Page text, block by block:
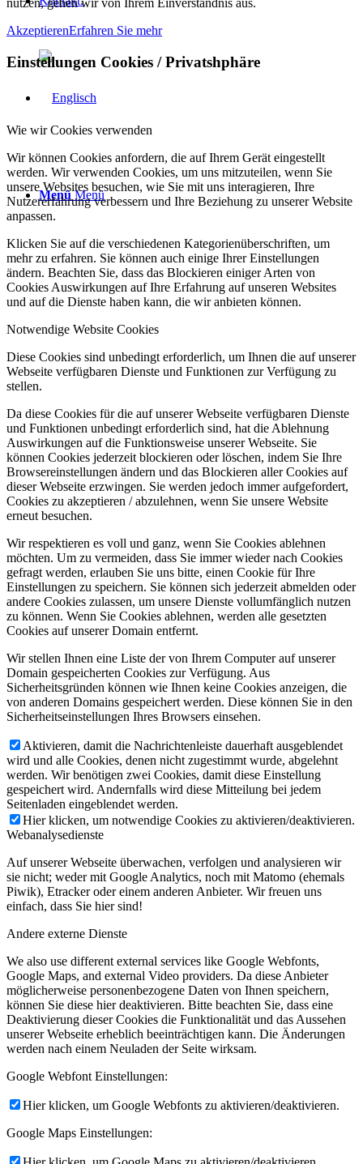
Menü Menü
AkzeptierenErfahren Sie mehr
Einstellungen Cookies / Privatshphäre
Wie wir Cookies verwenden
Wir können Cookies anfordern, die auf Ihrem Gerät eingestellt
werden. Wir verwenden Cookies, um uns mitzuteilen, wenn Sie
unsere Websites besuchen, wie Sie mit uns interagieren, Ihre
Nutzererfahrung verbessern und Ihre Beziehung zu unserer Website
anpassen.
Klicken Sie auf die verschiedenen Kategorienüberschriften, um
mehr zu erfahren. Sie können auch einige Ihrer Einstellungen
ändern. Beachten Sie, dass das Blockieren einiger Arten von
Cookies Auswirkungen auf Ihre Erfahrung auf unseren Websites
und auf die Dienste haben kann, die wir anbieten können.
Notwendige Website Cookies
Diese Cookies sind unbedingt erforderlich, um Ihnen die auf unserer
Webseite verfügbaren Dienste und Funktionen zur Verfügung zu
stellen.
Da diese Cookies für die auf unserer Webseite verfügbaren Dienste
und Funktionen unbedingt erforderlich sind, hat die Ablehnung
Auswirkungen auf die Funktionsweise unserer Webseite. Sie
können Cookies jederzeit blockieren oder löschen, indem Sie Ihre
Browsereinstellungen ändern und das Blockieren aller Cookies auf
dieser Webseite erzwingen. Sie werden jedoch immer aufgefordert,
Cookies zu akzeptieren / abzulehnen, wenn Sie unsere Website
erneut besuchen.
Wir respektieren es voll und ganz, wenn Sie Cookies ablehnen
möchten. Um zu vermeiden, dass Sie immer wieder nach Cookies
gefragt werden, erlauben Sie uns bitte, einen Cookie für Ihre
Einstellungen zu speichern. Sie können sich jederzeit abmelden oder
andere Cookies zulassen, um unsere Dienste vollumfänglich nutzen
zu können. Wenn Sie Cookies ablehnen, werden alle gesetzten
Cookies auf unserer Domain entfernt.
Wir stellen Ihnen eine Liste der von Ihrem Computer auf unserer
Domain gespeicherten Cookies zur Verfügung. Aus
Sicherheitsgründen können wie Ihnen keine Cookies anzeigen, die
von anderen Domains gespeichert werden. Diese können Sie in den
Sicherheitseinstellungen Ihres Browsers einsehen.
Aktivieren, damit die Nachrichtenleiste dauerhaft ausgeblendet
wird und alle Cookies, denen nicht zugestimmt wurde, abgelehnt
werden. Wir benötigen zwei Cookies, damit diese Einstellung
gespeichert wird. Andernfalls wird diese Mitteilung bei jedem
Seitenladen eingeblendet werden.
Hier klicken, um notwendige Cookies zu aktivieren/deaktivieren.
Webanalysedienste
Auf unserer Webseite überwachen, verfolgen und analysieren wir
sie nicht; weder mit Google Analytics, noch mit Matomo (ehemals
Piwik), Etracker oder einem anderen Anbieter. Wir freuen uns
einfach, dass Sie hier sind!
Andere externe Dienste
We also use different external services like Google Webfonts,
Google Maps, and external Video providers. Da diese Anbieter
möglicherweise personenbezogene Daten von Ihnen speichern,
können Sie diese hier deaktivieren. Bitte beachten Sie, dass eine
Deaktivierung dieser Cookies die Funktionalität und das Aussehen
unserer Webseite erheblich beeinträchtigen kann. Die Änderungen
werden nach einem Neuladen der Seite wirksam.
Google Webfont Einstellungen:
Hier klicken, um Google Webfonts zu aktivieren/deaktivieren.
Google Maps Einstellungen: